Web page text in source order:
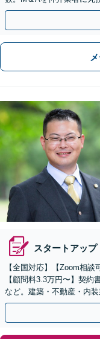
や契約書作成・交渉はお
スタートアッ
【全国対応】【Zoom相談
【顧問料3.3万円〜】契
など。建築・不動産・内
主の方初回面談無料】